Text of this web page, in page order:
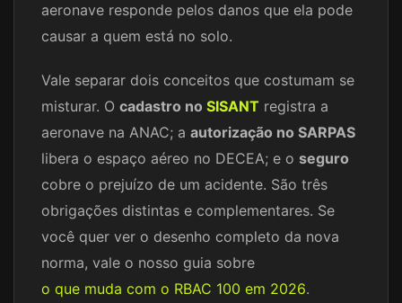
aeronave responde pelos danos que ela pode
causar a quem está no solo.
Vale separar dois conceitos que costumam se
misturar. O cadastro no SISANT registra a
aeronave na ANAC; a autorização no SARPAS
libera o espaço aéreo no DECEA; e o seguro
cobre o prejuízo de um acidente. São três
obrigações distintas e complementares. Se
você quer ver o desenho completo da nova
norma, vale o nosso guia sobre
o que muda com o RBAC 100 em 2026.